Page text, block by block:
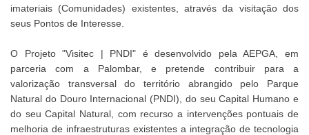
imateriais (Comunidades) existentes, através da visitação dos
seus Pontos de Interesse.
O Projeto "Visitec | PNDI" é desenvolvido pela AEPGA, em
parceria com a Palombar, e pretende contribuir para a
valorização transversal do território abrangido pelo Parque
Natural do Douro Internacional (PNDI), do seu Capital Humano e
do seu Capital Natural, com recurso a intervenções pontuais de
melhoria de infraestruturas existentes a integração de tecnologia